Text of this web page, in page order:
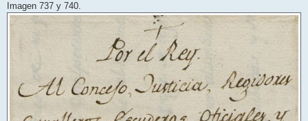
Imagen 737 y 740.